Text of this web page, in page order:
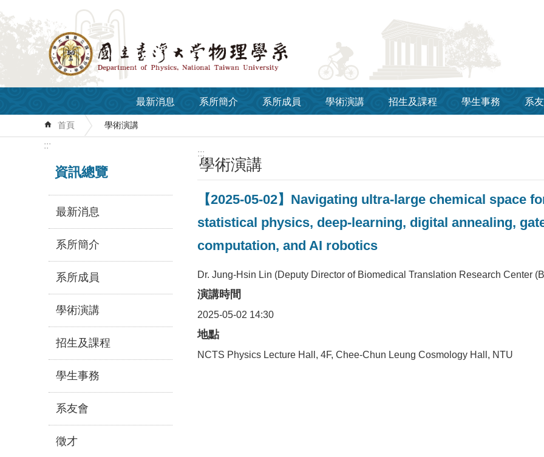
跳到主要內容區塊
最新消息 系所簡介 系所成員 學術演講 招生及課程 學生事務 系
首頁 學術演講
:::
資訊總覽
最新消息
系所簡介
系所成員
學術演講
招生及課程
學生事務
系友會
徵才
:::
學術演講
【2025-05-02】Navigating ultra-large chemical space
statistical physics, deep-learning, digital annealing,
computation, and AI robotics
Dr. Jung-Hsin Lin (Deputy Director of Biomedical Translation Research Center
演講時間
2025-05-02 14:30
地點
NCTS Physics Lecture Hall, 4F, Chee-Chun Leung Cosmology Hall, NTU